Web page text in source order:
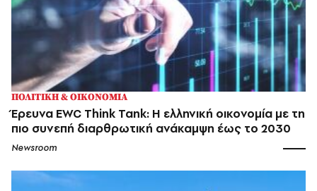
ΠΟΛΙΤΙΚΗ & ΟΙΚΟΝΟΜΙΑ
Έρευνα EWC Think Tank: Η ελληνική οικονομία με τη
πιο συνεπή διαρθρωτική ανάκαμψη έως το 2030
Newsroom